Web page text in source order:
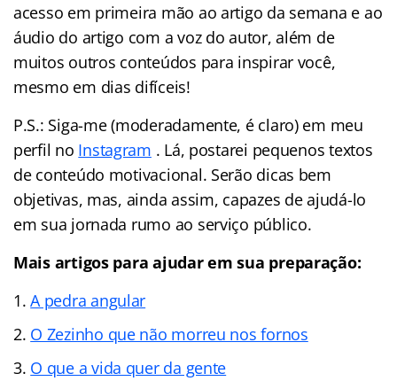
acesso em primeira mão ao artigo da semana e ao
áudio do artigo com a voz do autor, além de
muitos outros conteúdos para inspirar você,
mesmo em dias difíceis!
P.S.: Siga-me (moderadamente, é claro) em meu
perfil no Instagram . Lá, postarei pequenos textos
de conteúdo motivacional. Serão dicas bem
objetivas, mas, ainda assim, capazes de ajudá-lo
em sua jornada rumo ao serviço público.
Mais artigos para ajudar em sua preparação:
A pedra angular
O Zezinho que não morreu nos fornos
O que a vida quer da gente